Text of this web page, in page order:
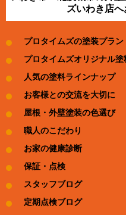
ズいわき店へ
プロタイムズの塗装プラン
プロタイムズオリジナル塗
人気の塗料ラインナップ
お客様との交流を大切に
屋根・外壁塗装の色選び
職人のこだわり
お家の健康診断
保証・点検
スタッフブログ
定期点検ブログ